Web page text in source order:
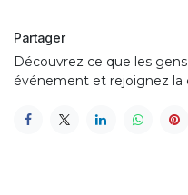
Partager
Découvrez ce que les
événement et rejoignez la